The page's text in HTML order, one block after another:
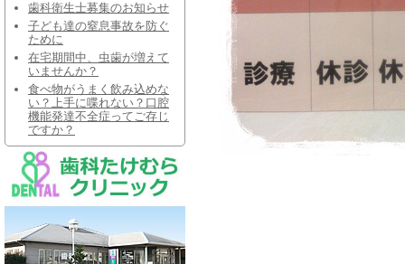
歯科衛生士募集のお知らせ
子ども達の窒息事故を防ぐ
ために
在宅期間中、虫歯が増えて
いませんか？
食べ物がうまく飲み込めな
い？上手に喋れない？口腔
機能発達不全症ってご存じ
ですか？